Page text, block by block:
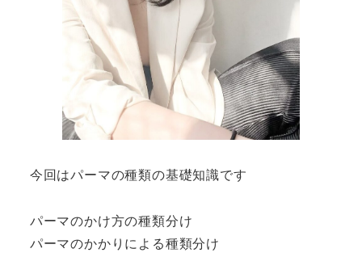
今回はパーマの種類の基礎知識です
パーマのかけ方の種類分け
パーマのかかりによる種類分け